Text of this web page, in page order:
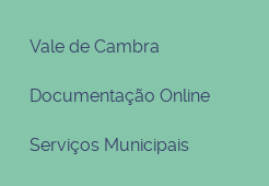
Vale de Cambra
Documentação Online
Serviços Municipais